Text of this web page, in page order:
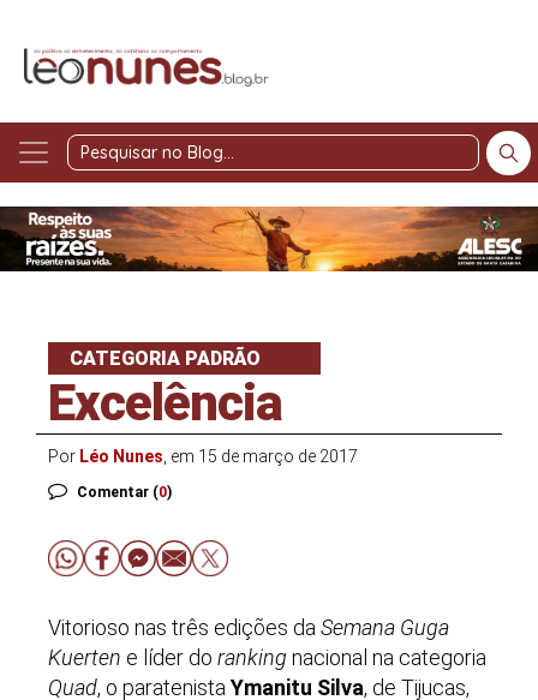
Pesquisar
Blog
CATEGORIA PADRÃO
Excelência
Por Léo Nunes , em 15 de março de 2017
Comentar (0)
Vitorioso nas três edições da Semana Guga
Kuerten e líder do ranking nacional na categoria
Quad, o paratenista Ymanitu Silva, de Tijucas,